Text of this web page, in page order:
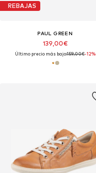
REBAJAS
PAUL GREEN
139,00€
Último precio más bajo:159,00€-12%